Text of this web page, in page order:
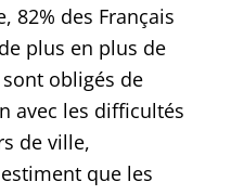
82% des Français
plus en plus de
obligés de
avec les difficultés
de ville,
que les